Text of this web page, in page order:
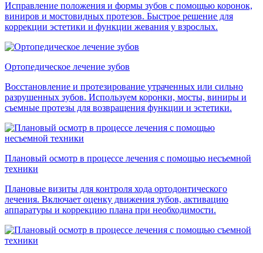
Исправление положения и формы зубов с помощью коронок,
виниров и мостовидных протезов. Быстрое решение для
коррекции эстетики и функции жевания у взрослых.
Ортопедическое лечение зубов
Восстановление и протезирование утраченных или сильно
разрушенных зубов. Используем коронки, мосты, виниры и
съемные протезы для возвращения функции и эстетики.
Плановый осмотр в процессе лечения с помощью несъемной
техники
Плановые визиты для контроля хода ортодонтического
лечения. Включает оценку движения зубов, активацию
аппаратуры и коррекцию плана при необходимости.